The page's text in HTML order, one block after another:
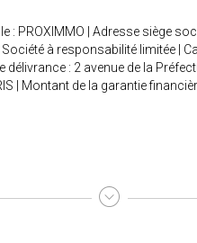
| Adresse siège
à responsabilité limitée |
: 2 avenue de la
| Montant de la garantie